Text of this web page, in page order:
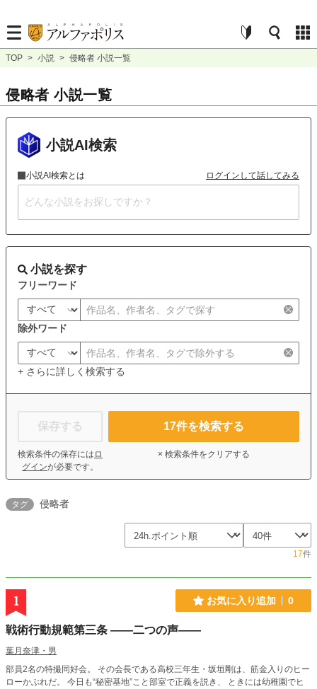
TOP > 小説 > 侵略者 小説一覧
侵略者 小説一覧
小説AI検索
小説AI検索とは ログインして話してみる
小説を探す
フリーワード
除外ワード
+ さらに詳しく検索する
保存する
検索条件の保存には ロ
グインが必要です。
17件を検索する
× 検索条件をクリアする
タグ 侵略者
17件
1 お気に入り追加 0
戦術行動規範第三条 ――二つの声――
葉月奈津・男
部員2名の特撮同好会。 その会長である高校三年生・坂垣剛は、筋金入りのヒー
ローかぶれだ。 今日も“秘密基地”こと部室で正義を説き、 ときには幼稚園でヒ